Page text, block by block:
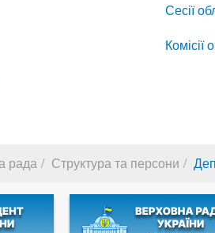
Сесії
Комісії
рада Структура та персони